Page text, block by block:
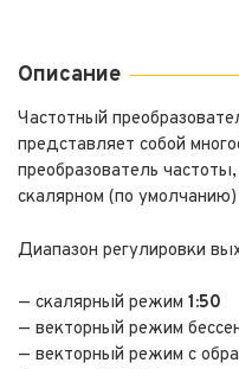
Описание
Частотный
представляет собой
преобразователь
скалярном (по
Диапазон регулировки
— скалярный режим 1:50
— векторный режим
— векторный режим с